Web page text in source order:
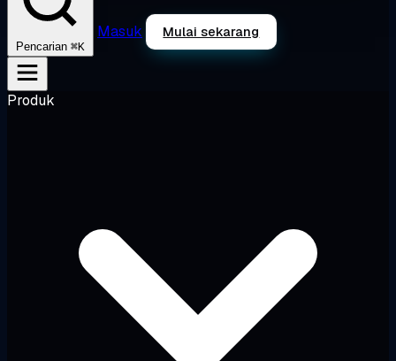
Pencarian ⌘K
Masuk Mulai sekarang
Produk